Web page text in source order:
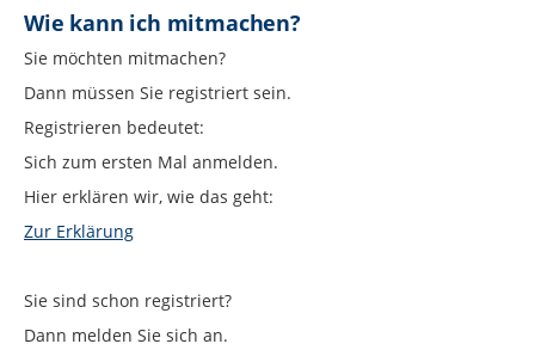
Wie kann ich mitmachen?
Sie möchten mitmachen?
Dann müssen Sie registriert sein.
Registrieren bedeutet:
Sich zum ersten Mal anmelden.
Hier erklären wir, wie das geht:
Zur Erklärung
Sie sind schon registriert?
Dann melden Sie sich an.